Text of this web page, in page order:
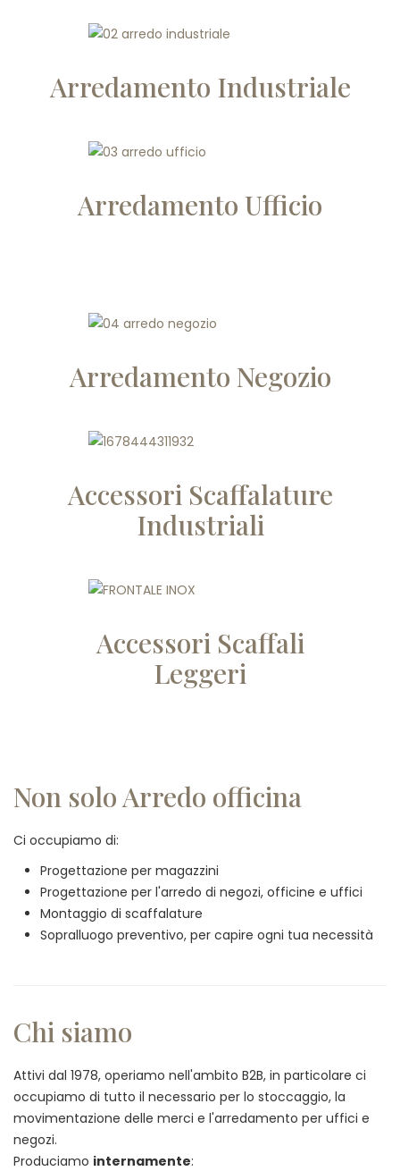
Arredamento Industriale
Arredamento Ufficio
Arredamento Negozio
Accessori Scaffalature
Industriali
Accessori Scaffali
Leggeri
Non solo Arredo officina
Ci occupiamo di:
Progettazione per magazzini
Progettazione per l'arredo di negozi, officine e uffici
Montaggio di scaffalature
Sopralluogo preventivo, per capire ogni tua necessità
Chi siamo
Attivi dal 1978, operiamo nell'ambito B2B, in particolare ci
occupiamo di tutto il necessario per lo stoccaggio, la
movimentazione delle merci e l'arredamento per uffici e
negozi.
Produciamo internamente: